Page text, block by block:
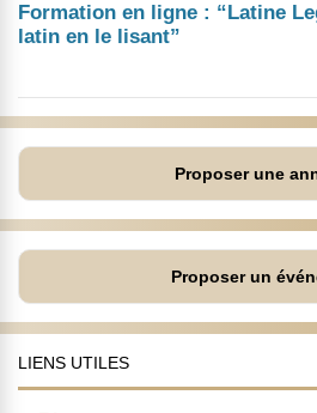
Formation en ligne : “Latine
latin en le lisant”
Proposer une
Proposer un
LIENS UTILES